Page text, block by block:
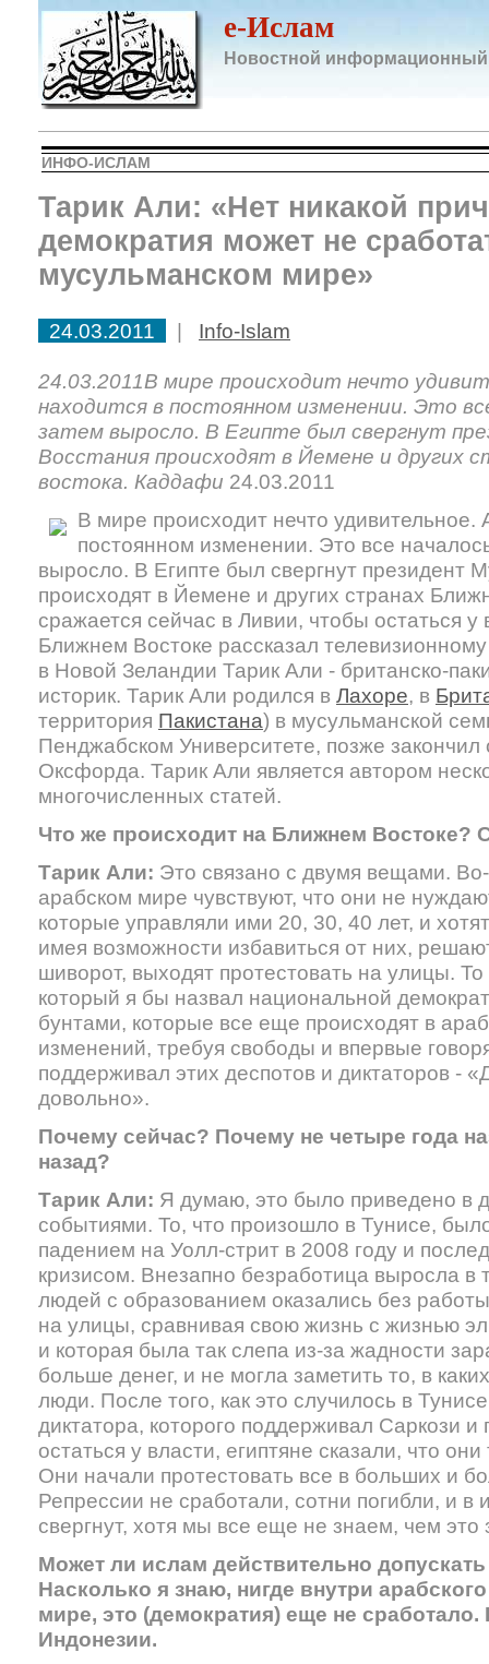
e-Ислам
Новостной информационный
ИНФО-ИСЛАМ
Тарик Али: «Нет никакой
демократия может не
мусульманском мире»
24.03.2011 | Info-Islam
24.03.2011В мире происходит нечто
находится в постоянном изменении. Это
затем выросло. В Египте был свергнут
Восстания происходят в Йемене и других
востока. Каддафи 24.03.2011
В мире происходит нечто удивительное.
постоянном изменении. Это все
выросло. В Египте был свергнут президент
происходят в Йемене и других странах
сражается сейчас в Ливии, чтобы остаться
Ближнем Востоке рассказал
в Новой Зеландии Тарик Али - британско-
историк. Тарик Али родился в Лахоре, в
территория Пакистана) в мусульманской
Пенджабском Университете, позже
Оксфорда. Тарик Али является автором
многочисленных статей.
Что же происходит на Ближнем Востоке?
Тарик Али: Это связано с двумя вещами.
арабском мире чувствуют, что они не
которые управляли ими 20, 30, 40 лет, и
имея возможности избавиться от них,
шиворот, выходят протестовать на улицы. То
который я бы назвал национальной
бунтами, которые все еще происходят в
изменений, требуя свободы и впервые
поддерживал этих деспотов и диктаторов -
довольно».
Почему сейчас? Почему не четыре года
назад?
Тарик Али: Я думаю, это было приведено в
событиями. То, что произошло в Тунисе,
падением на Уолл-стрит в 2008 году и
кризисом. Внезапно безработица выросла в
людей с образованием оказались без
на улицы, сравнивая свою жизнь с жизнью
и которая была так слепа из-за жадности
больше денег, и не могла заметить то, в
люди. После того, как это случилось в
диктатора, которого поддерживал Саркози
остаться у власти, египтяне сказали, что
Они начали протестовать все в больших и
Репрессии не сработали, сотни погибли, и в
свергнут, хотя мы все еще не знаем, чем это
Может ли ислам действительно
Насколько я знаю, нигде внутри
мире, это (демократия) еще не
Индонезии.